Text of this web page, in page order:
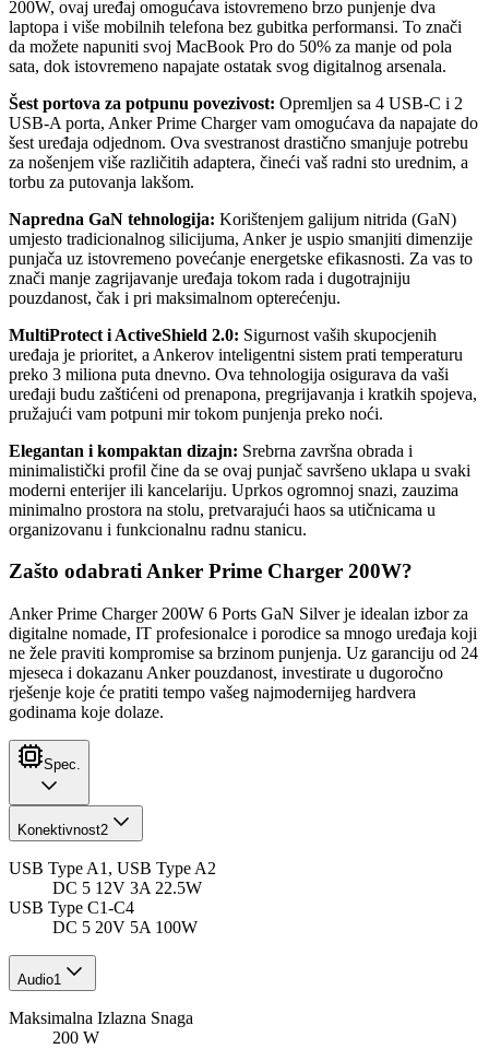
200W, ovaj uređaj omogućava istovremeno brzo punjenje dva
laptopa i više mobilnih telefona bez gubitka performansi. To znači
da možete napuniti svoj MacBook Pro do 50% za manje od pola
sata, dok istovremeno napajate ostatak svog digitalnog arsenala.
Šest portova za potpunu povezivost: Opremljen sa 4 USB-C i 2
USB-A porta, Anker Prime Charger vam omogućava da napajate do
šest uređaja odjednom. Ova svestranost drastično smanjuje potrebu
za nošenjem više različitih adaptera, čineći vaš radni sto urednim, a
torbu za putovanja lakšom.
Napredna GaN tehnologija: Korištenjem galijum nitrida (GaN)
umjesto tradicionalnog silicijuma, Anker je uspio smanjiti dimenzije
punjača uz istovremeno povećanje energetske efikasnosti. Za vas to
znači manje zagrijavanje uređaja tokom rada i dugotrajniju
pouzdanost, čak i pri maksimalnom opterećenju.
MultiProtect i ActiveShield 2.0: Sigurnost vaših skupocjenih
uređaja je prioritet, a Ankerov inteligentni sistem prati temperaturu
preko 3 miliona puta dnevno. Ova tehnologija osigurava da vaši
uređaji budu zaštićeni od prenapona, pregrijavanja i kratkih spojeva,
pružajući vam potpuni mir tokom punjenja preko noći.
Elegantan i kompaktan dizajn: Srebrna završna obrada i
minimalistički profil čine da se ovaj punjač savršeno uklapa u svaki
moderni enterijer ili kancelariju. Uprkos ogromnoj snazi, zauzima
minimalno prostora na stolu, pretvarajući haos sa utičnicama u
organizovanu i funkcionalnu radnu stanicu.
Zašto odabrati Anker Prime Charger 200W?
Anker Prime Charger 200W 6 Ports GaN Silver je idealan izbor za
digitalne nomade, IT profesionalce i porodice sa mnogo uređaja koji
ne žele praviti kompromise sa brzinom punjenja. Uz garanciju od 24
mjeseca i dokazanu Anker pouzdanost, investirate u dugoročno
rješenje koje će pratiti tempo vašeg najmodernijeg hardvera
godinama koje dolaze.
Spec.
Konektivnost2
USB Type A1, USB Type A2
DC 5 12V 3A 22.5W
USB Type C1-C4
DC 5 20V 5A 100W
Audio1
Maksimalna Izlazna Snaga
200 W